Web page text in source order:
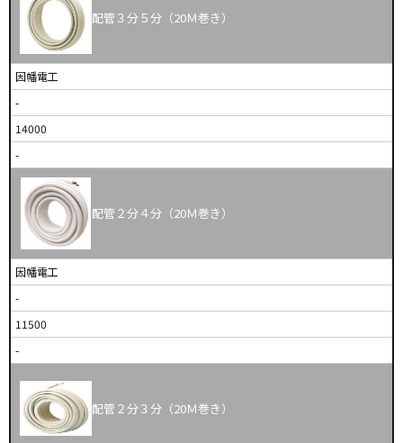
配管３分５分（20Ｍ巻き）
因幡電工
-
14000
-
配管２分４分（20Ｍ巻き）
因幡電工
-
11500
-
配管２分３分（20Ｍ巻き）